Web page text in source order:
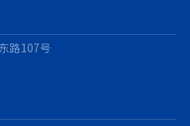
路107号